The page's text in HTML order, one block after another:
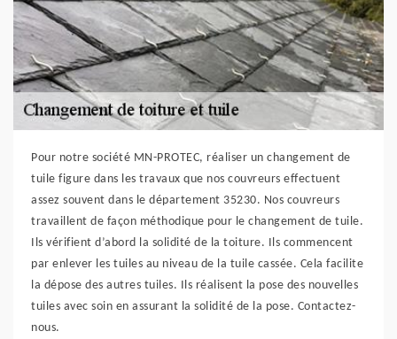
Pour notre société MN-PROTEC, réaliser un changement de
tuile figure dans les travaux que nos couvreurs effectuent
assez souvent dans le département 35230. Nos couvreurs
travaillent de façon méthodique pour le changement de tuile.
Ils vérifient d’abord la solidité de la toiture. Ils commencent
par enlever les tuiles au niveau de la tuile cassée. Cela facilite
la dépose des autres tuiles. Ils réalisent la pose des nouvelles
tuiles avec soin en assurant la solidité de la pose. Contactez-
nous.